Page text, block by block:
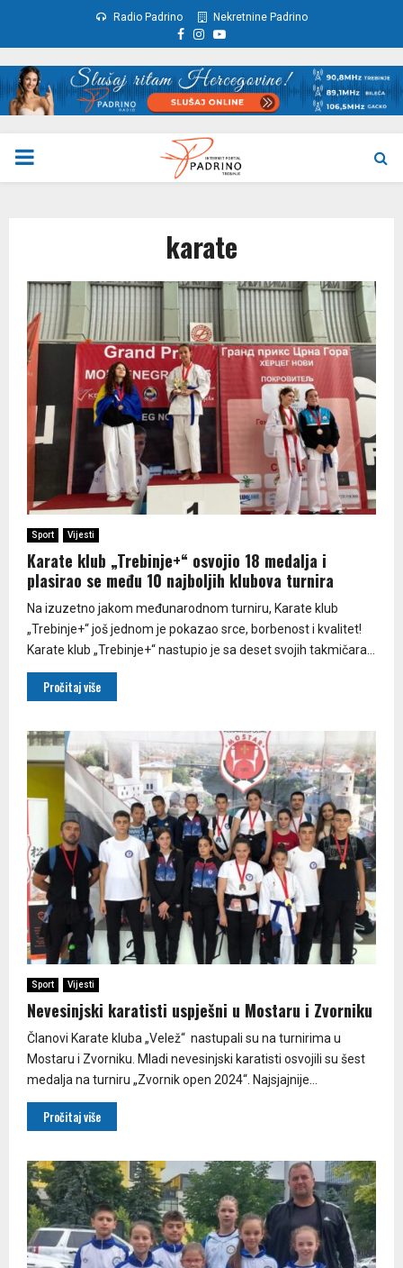
Radio Padrino Nekretnine Padrino
Facebook
Instagram
Youtube
PRIMARY
karate
Sport Vijesti
Karate klub „Trebinje+“ osvojio 18 medalja i
plasirao se među 10 najboljih klubova turnira
Na izuzetno jakom međunarodnom turniru, Karate klub
„Trebinje+“ još jednom je pokazao srce, borbenost i kvalitet!
Karate klub „Trebinje+“ nastupio je sa deset svojih takmičara...
Pročitaj više
Sport Vijesti
Nevesinjski karatisti uspješni u Mostaru i Zvorniku
Članovi Karate kluba „Velež“ nastupali su na turnirima u
Mostaru i Zvorniku. Mladi nevesinjski karatisti osvojili su šest
medalja na turniru „Zvornik open 2024“. Najsjajnije...
Pročitaj više